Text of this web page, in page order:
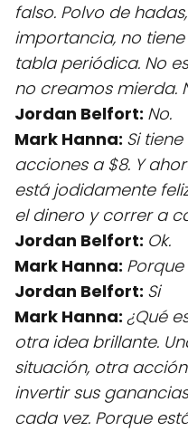
falso. Polvo de
importancia, no
tabla periódica. No
no creamos mierda.
Jordan Belfort: No.
Mark Hanna: Si
acciones a $8. Y
está jodidamente
el dinero y correr a
Jordan Belfort: Ok.
Mark Hanna:
Jordan Belfort: Si
Mark Hanna: ¿Qué
otra idea brillante.
situación, otra
invertir sus
cada vez. Porque